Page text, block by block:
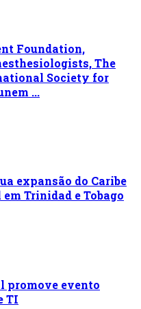
Foundation,
The
Society for
...
expansão do Caribe
Trinidad e Tobago
promove evento
TI